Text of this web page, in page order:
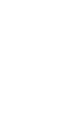
in Berlin-